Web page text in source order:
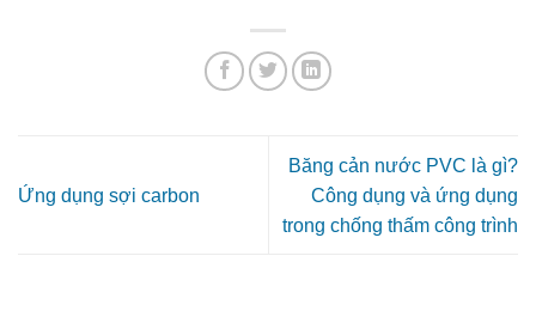
Ứng dụng sợi carbon
Băng cản nước PVC là gì?
Công dụng và ứng dụng
trong chống thấm công trình